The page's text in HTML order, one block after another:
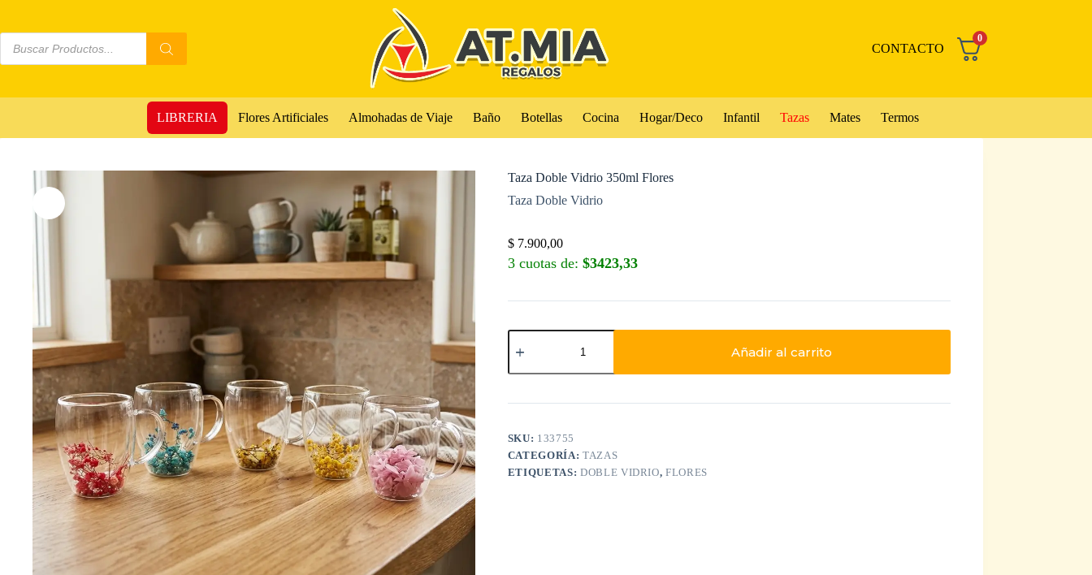
CONTACTO
0
LIBRERIA Flores Artificiales Almohadas de Viaje Baño Botellas Cocina Hogar/Deco Infantil Tazas Mates Termos
Taza Doble Vidrio 350ml Flores
Taza Doble Vidrio
$7.900,00
3 cuotas de: $3423,33
Añadir al carrito
SKU: 133755
CATEGORÍA: TAZAS
ETIQUETAS: DOBLE VIDRIO,FLORES